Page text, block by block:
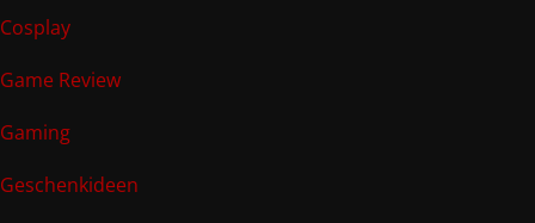
Cosplay
Game Review
Gaming
Geschenkideen